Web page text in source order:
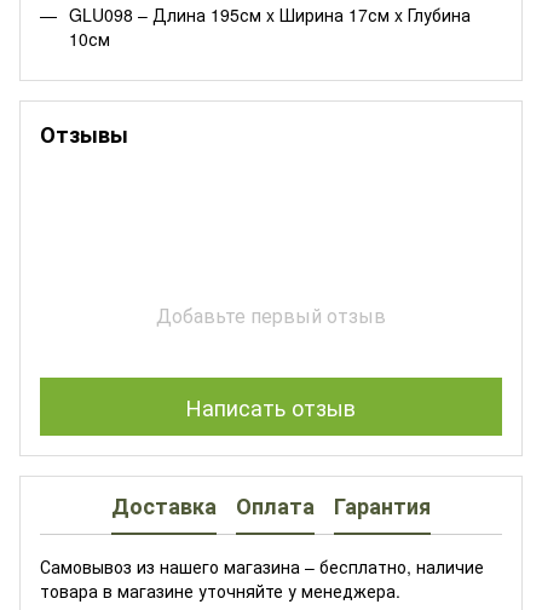
GLU098 – Длина 195см x Ширина 17см x Глубина
10см
Отзывы
Добавьте первый отзыв
Написать отзыв
Доставка Оплата Гарантия
Самовывоз из нашего магазина – бесплатно, наличие
товара в магазине уточняйте у менеджера.